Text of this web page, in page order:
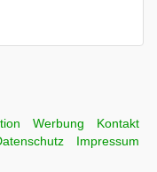
Werbung
Kontakt
Impressum